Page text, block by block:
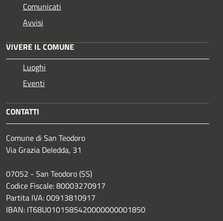
Comunicati
Avvisi
VIVERE IL COMUNE
Luoghi
Eventi
CONTATTI
Comune di San Teodoro
Via Grazia Deledda, 31
07052 - San Teodoro (SS)
Codice Fiscale: 80003270917
Partita IVA: 00913810917
IBAN: IT68U0101585420000000001850